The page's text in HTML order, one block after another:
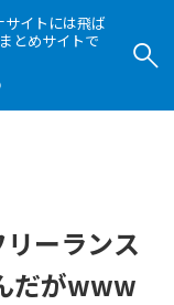
イトには飛ば
とめサイトで
リーランス
だがwww